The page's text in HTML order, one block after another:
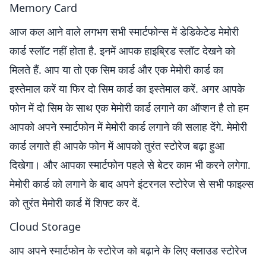
Memory Card
आज कल आने वाले लगभग सभी स्मार्टफोन्स में डेडिकेटेड मेमोरी
कार्ड स्लॉट नहीं होता है. इनमें आपक हाइब्रिड स्लॉट देखने को
मिलते हैं. आप या तो एक सिम कार्ड और एक मेमोरी कार्ड का
इस्तेमाल करें या फिर दो सिम कार्ड का इस्तेमाल करें. अगर आपके
फोन में दो सिम के साथ एक मेमोरी कार्ड लगाने का ऑप्शन है तो हम
आपको अपने स्मार्टफोन में मेमोरी कार्ड लगाने की सलाह देंगे. मेमोरी
कार्ड लगाते ही आपके फोन में आपको तुरंत स्टोरेज बढ़ा हुआ
दिखेगा। और आपका स्मार्टफोन पहले से बेटर काम भी करने लगेगा.
मेमोरी कार्ड को लगाने के बाद अपने इंटरनल स्टोरेज से सभी फाइल्स
को तुरंत मेमोरी कार्ड में शिफ्ट कर दें.
Cloud Storage
आप अपने स्मार्टफोन के स्टोरेज को बढ़ाने के लिए क्लाउड स्टोरेज